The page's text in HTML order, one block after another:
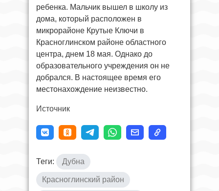
ребенка. Мальчик вышел в школу из
дома, который расположен в
микрорайоне Крутые Ключи в
Красноглинском районе областного
центра, днем 18 мая. Однако до
образовательного учреждения он не
добрался. В настоящее время его
местонахождение неизвестно.
Источник
Теги: Дубна
Красноглинский район